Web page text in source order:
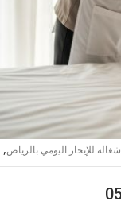
شغاله للإيجار اليومي بالرياض,